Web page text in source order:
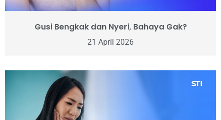
Gusi Bengkak dan Nyeri, Bahaya Gak?
21 April 2026